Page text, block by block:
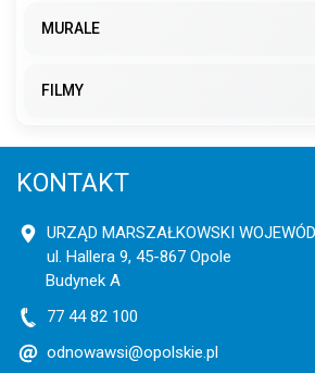
MURALE
FILMY
KONTAKT
URZĄD MARSZAŁKOWSKI
ul. Hallera 9, 45-867 Opole
Budynek A
77 44 82 100
odnowawsi@opolskie.pl